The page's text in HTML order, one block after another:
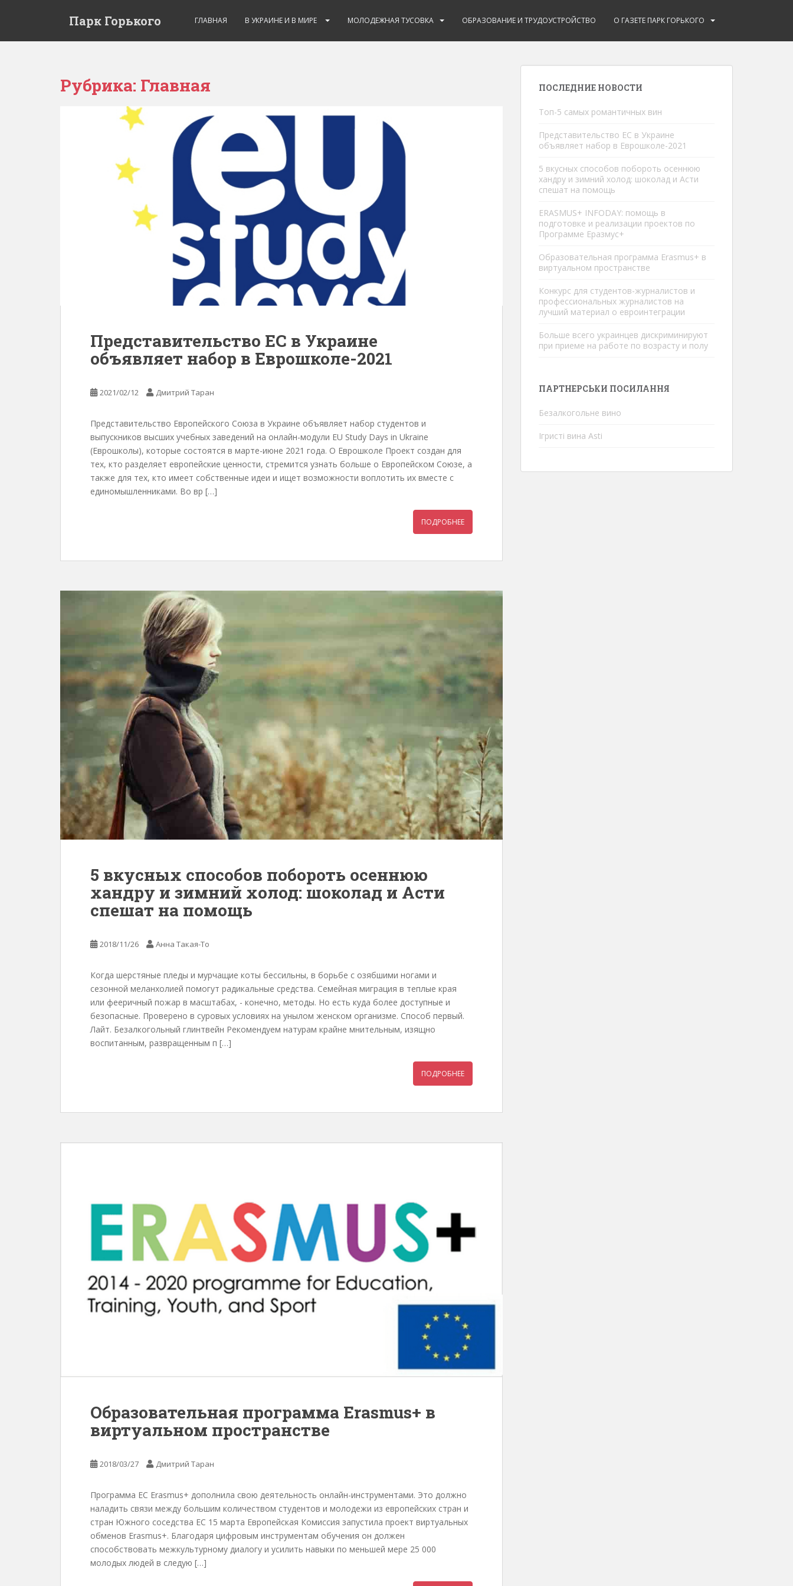
Парк Горького ГЛАВНАЯ В УКРАИНЕ И В МИРЕ МОЛОДЕЖНАЯ ТУСОВКА ОБРАЗОВАНИЕ И ТРУДОУСТРОЙСТВО О ГАЗЕТЕ ПАРК ГОРЬКОГО
Рубрика: Главная
Представительство ЕС в Украине
объявляет набор в Еврошколe-2021
2021/02/12 Дмитрий Таран
Представительство Европейского Союза в Украине объявляет набор студентов и
выпускников высших учебных заведений на онлайн-модули EU Study Days in Ukraine
(Еврошколы), которые состоятся в марте-июне 2021 года. О Еврошколе Проект создан для
тех, кто разделяет европейские ценности, стремится узнать больше о Европейском Союзе, а
также для тех, кто имеет собственные идеи и ищет возможности воплотить их вместе с
единомышленниками. Во вр […]
ПОДРОБНЕЕ
5 вкусных способов побороть осеннюю
хандру и зимний холод: шоколад и Асти
спешат на помощь
2018/11/26 Анна Такая-То
Когда шерстяные пледы и мурчащие коты бессильны, в борьбе с озябшими ногами и
сезонной меланхолией помогут радикальные средства. Семейная миграция в теплые края
или фееричный пожар в масштабах, - конечно, методы. Но есть куда более доступные и
безопасные. Проверено в суровых условиях на унылом женском организме. Способ первый.
Лайт. Безалкогольный глинтвейн Рекомендуем натурам крайне мнительным, изящно
воспитанным, развращенным п […]
ПОДРОБНЕЕ
Образовательная программа Erasmus+ в
виртуальном пространстве
2018/03/27 Дмитрий Таран
Программа ЕС Erasmus+ дополнила свою деятельность онлайн-инструментами. Это должно
наладить связи между большим количеством студентов и молодежи из европейских стран и
стран Южного соседства ЕС 15 марта Европейская Комиссия запустила проект виртуальных
обменов Erasmus+. Благодаря цифровым инструментам обучения он должен
способствовать межкультурному диалогу и усилить навыки по меньшей мере 25 000
молодых людей в следую […]
ПОСЛЕДНИЕ НОВОСТИ
Топ-5 самых романтичных вин
Представительство ЕС в Украине
объявляет набор в Еврошколe-2021
5 вкусных способов побороть осеннюю
хандру и зимний холод: шоколад и Асти
спешат на помощь
ERASMUS+ INFODAY: помощь в
подготовке и реализации проектов по
Программе Еразмус+
Образовательная программа Erasmus+ в
виртуальном пространстве
Конкурс для студентов-журналистов и
профессиональных журналистов на
лучший материал о евроинтеграции
Больше всего украинцев дискриминируют
при приеме на работе по возрасту и полу
ПАРТНЕРСЬКИ ПОСИЛАННЯ
Безалкогольне вино
Ігристі вина Asti